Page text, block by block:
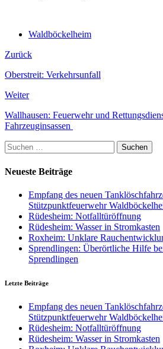
Waldböckelheim
Zurück
Oberstreit: Verkehrsunfall
Weiter
Wallhausen: Feuerwehr und
Fahrzeuginsassen
Suchen
nach:
Neueste Beiträge
Empfang des neuen
Stützpunktfeuerwehr
Rüdesheim: Notfalltüröffnung
Rüdesheim: Wasser in Stromkasten
Roxheim: Unklare
Sprendlingen: Überörtliche Hilfe
Sprendlingen
Letzte Beiträge
Empfang des neuen
Stützpunktfeuerwehr
Rüdesheim: Notfalltüröffnung
Rüdesheim: Wasser in Stromkasten